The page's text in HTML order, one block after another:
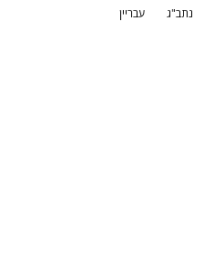
נתב"ג עבריין